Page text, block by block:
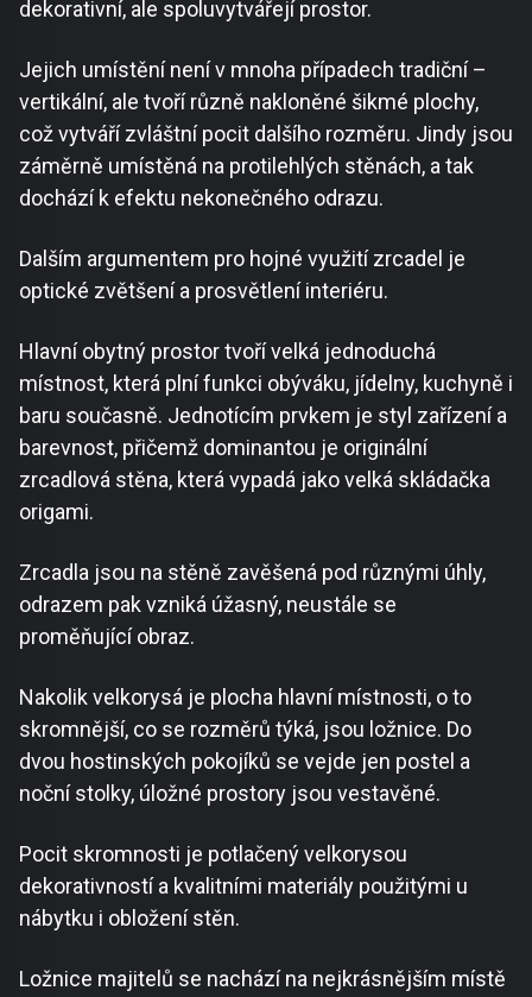
dekorativní, ale spoluvytvářejí prostor.
Jejich umístění není v mnoha případech tradiční –
vertikální, ale tvoří různě nakloněné šikmé plochy,
což vytváří zvláštní pocit dalšího rozměru. Jindy jsou
záměrně umístěná na protilehlých stěnách, a tak
dochází k efektu nekonečného odrazu.
Dalším argumentem pro hojné využití zrcadel je
optické zvětšení a prosvětlení interiéru.
Hlavní obytný prostor tvoří velká jednoduchá
místnost, která plní funkci obýváku, jídelny, kuchyně i
baru současně. Jednotícím prvkem je styl zařízení a
barevnost, přičemž dominantou je originální
zrcadlová stěna, která vypadá jako velká skládačka
origami.
Zrcadla jsou na stěně zavěšená pod různými úhly,
odrazem pak vzniká úžasný, neustále se
proměňující obraz.
Nakolik velkorysá je plocha hlavní místnosti, o to
skromnější, co se rozměrů týká, jsou ložnice. Do
dvou hostinských pokojíků se vejde jen postel a
noční stolky, úložné prostory jsou vestavěné.
Pocit skromnosti je potlačený velkorysou
dekorativností a kvalitními materiály použitými u
nábytku i obložení stěn.
Ložnice majitelů se nachází na nejkrásnějším místě